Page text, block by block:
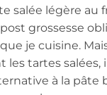
salée légère au
grossesse
je cuisine.
les tartes salées,
à la pâte